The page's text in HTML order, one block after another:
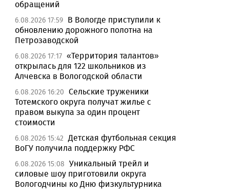
обращений
6.08.2026 17:59 В Вологде приступили к
обновлению дорожного полотна на
Петрозаводской
6.08.2026 17:17 «Территория талантов»
открылась для 122 школьников из
Алчевска в Вологодской области
6.08.2026 16:20 Сельские труженики
Тотемского округа получат жилье с
правом выкупа за один процент
стоимости
6.08.2026 15:42 Детская футбольная секция
ВоГУ получила поддержку РФС
6.08.2026 15:08 Уникальный трейл и
силовые шоу приготовили округа
Вологодчины ко Дню физкультурника